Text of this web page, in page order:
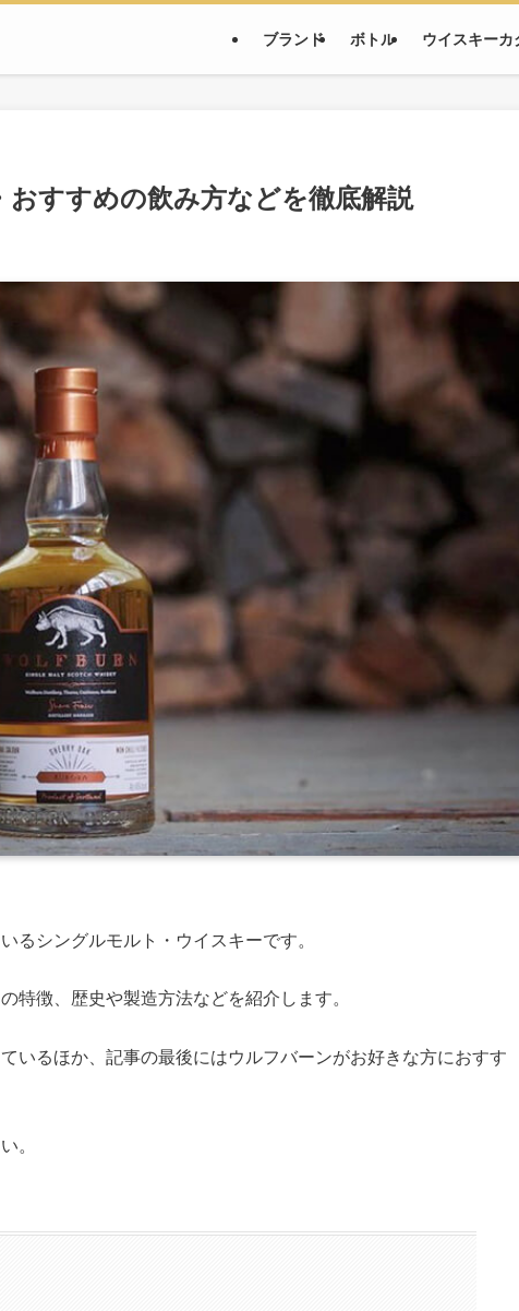
ブランド ボトル ウイスキーカ
すすめの飲み方などを徹底解説
るシングルモルト・ウイスキーです。
特徴、歴史や製造方法などを紹介します。
いるほか、記事の最後にはウルフバーンがお好きな方におすす
。